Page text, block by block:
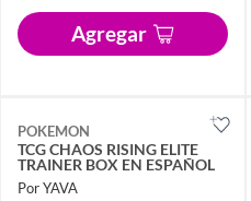
Agregar
POKEMON
TCG CHAOS RISING ELITE
TRAINER BOX EN ESPAÑOL
Por YAVA